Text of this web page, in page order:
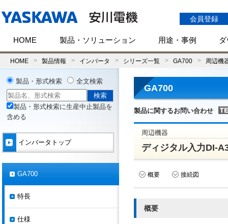
会員登録
HOME 製品・ソリューション 用途・事例
HOME 製品情報 インバータ シリーズ一覧 GA700 周辺機
GA700
製品に関するお問い合わせ
周辺機器
ディジタル入力DI-
概要 接続図
概要
製品・形式検索 全文検索
製品・形式検索に生産中止製品を
含める
インバータトップ
GA700
特長
仕様